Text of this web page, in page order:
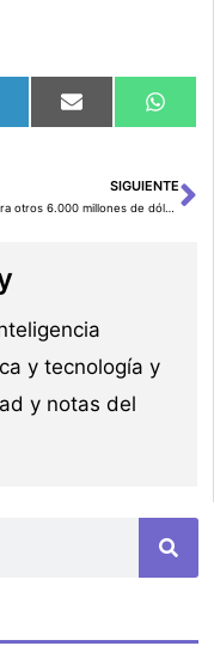
Compartir
en
Email
en
SIGUIENTE
y tecnología y
y notas del